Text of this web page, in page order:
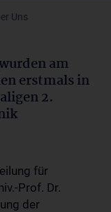
Uns
am
erstmals in
2.
für
Prof. Dr.
der